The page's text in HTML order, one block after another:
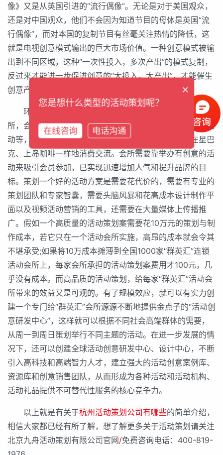
像》又是从英国引进的“流行偶像”。无论是对于美国观众，
还是对中国观众，他们不会因为知道节目的母体是英国“流
行偶像”，而对本国的复制节目有丝毫关注热情的降低，这
就是电视创意模式输出的巨大市场价值。一种创意模式被输
出到不同区域，这种“一次性投入，多次产出”的模式复制，
反过来才能进一步促进创意的“大投入，大产出”，才能催生
创意产业的规模化经营，流程化操作和产业链延伸。
环球活动网计划在全国建立连锁经营的“群英汇”活动会
所，会所一部分是公共的空间，可以举办沙龙和各种聚会活
动等，另外大部分是传统的咖啡吧茶座，大家可以像在星巴
克、上岛咖啡一样地消费交流。会所需要靠举办有创意的活
动来吸引会员参加，已实现迅速增加人气和提升品牌的目
标。策划一个好的活动方案是需要花代价的，需要有专业的
策划团队和专家智囊，需要头脑风暴和花高成本设计制作平
面以及视频活动营销的工具，还需要在大量媒体上传播推
广。假如一个高质量的活动策划案需要花10万元的策划与制
作成本，若它只在一个活动会所实施，高昂的成本就会令其
不堪承受;如果将10万成本摊薄到全国1000家“群英汇”连锁
活动会所上，每家会所承担的活动策划案费用才100元，几
乎没有成本。而高品质的活动策划，给每家“群英汇”活动会
所带来的效益又是可观的。有了规模效应，就可以有实力创
建一个专门给“群英汇”会所源源不断地提供金点子的“活动创
意研发中心”，这样就可以根据不同社会高端群体的需要，
从周一到周日策划举行不同主题的活动。在进一步发展的情
况下，还可以创建全球活动创意研发中心、设计中心，不断
引入高科技和高端智力人才，建立强大的活动创意案例库、
资源库和创意销售团队，从而形成为各种活动和活动机构、
活动礼品提供不可替代性服务的核心竞争力。
以上就是有关于杭州活动策划公司有哪些的简单介绍，
相信大家都已经有所了解，想了解更多关于活动策划请关注
北京九舟活动策划有限公司官网/免费咨询电话：400-819-
×
您是想什么类型的活动策划呢？
在线咨询 电话沟通